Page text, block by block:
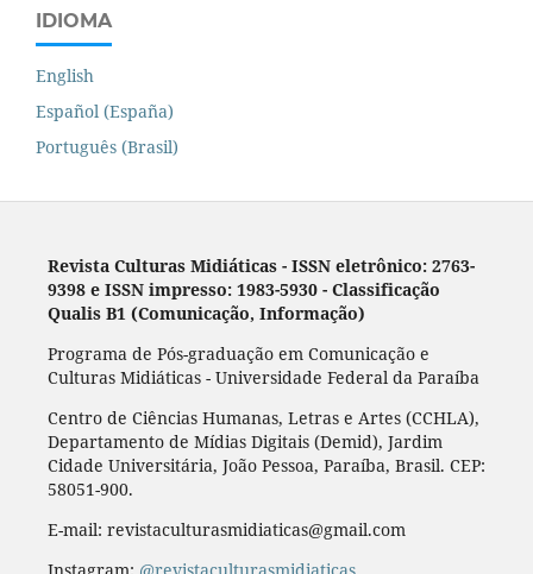
IDIOMA
English
Español (España)
Português (Brasil)
Revista Culturas Midiáticas - ISSN eletrônico: 2763-
9398 e ISSN impresso: 1983-5930 - Classificação
Qualis B1 (Comunicação, Informação)
Programa de Pós-graduação em Comunicação e
Culturas Midiáticas - Universidade Federal da Paraíba
Centro de Ciências Humanas, Letras e Artes (CCHLA),
Departamento de Mídias Digitais (Demid), Jardim
Cidade Universitária, João Pessoa, Paraíba, Brasil. CEP:
58051-900.
E-mail: revistaculturasmidiaticas@gmail.com
Instagram: @revistaculturasmidiaticas